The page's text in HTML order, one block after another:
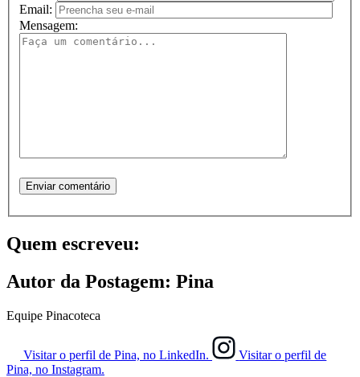
Email:
Mensagem:
Enviar comentário
Quem escreveu:
Autor da Postagem: Pina
Equipe Pinacoteca
Visitar o perfil de Pina, no LinkedIn.
Visitar o perfil de
Pina, no Instagram.